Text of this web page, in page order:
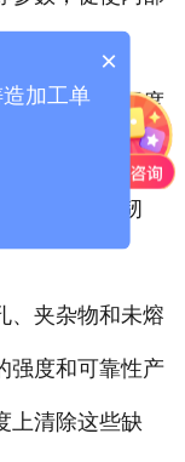
形和损失。
有特定的硬度
过适当的热处理
件的硬度和韧
夹杂物和未熔
强度和可靠性产
上清除这些缺
×
加工单